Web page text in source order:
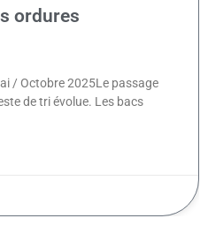
ordures
/ Octobre 2025Le passage
de tri évolue. Les bacs